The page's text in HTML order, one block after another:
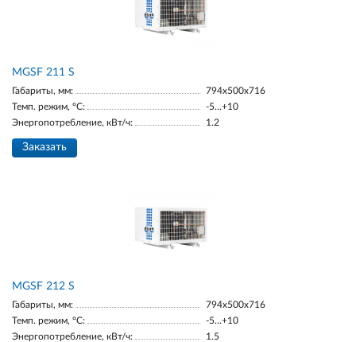
МGSF 211 S
Габариты, мм:
794x500x716
Темп. режим, °С:
-5...+10
Энергопотребление, кВт/ч:
1.2
Заказать
МGSF 212 S
Габариты, мм:
794x500x716
Темп. режим, °С:
-5...+10
Энергопотребление, кВт/ч:
1.5